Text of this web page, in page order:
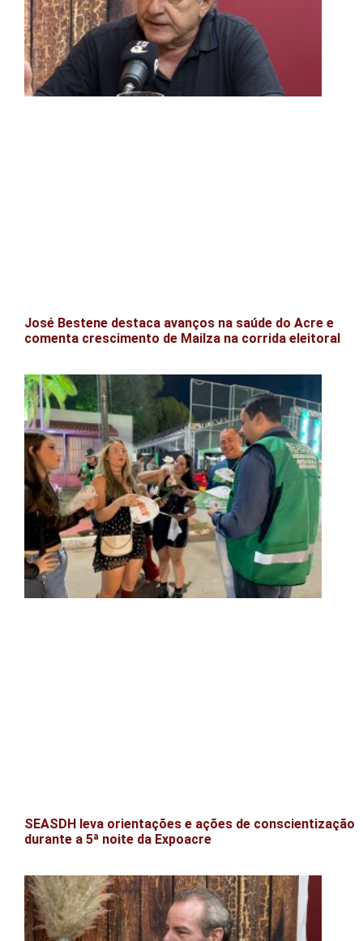
José Bestene destaca avanços na saúde do Acre e
comenta crescimento de Mailza na corrida eleitoral
SEASDH leva orientações e ações de conscientização
durante a 5ª noite da Expoacre